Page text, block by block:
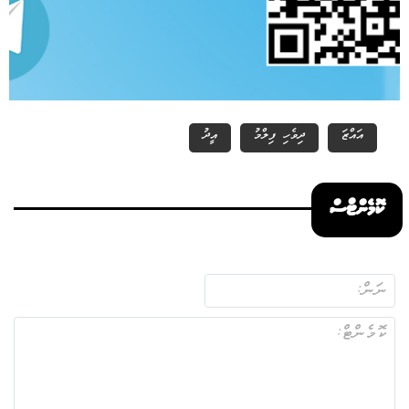
އައްޒަ ދިވެހި ފިލްމު އީދު
ކޮމެންޓްސް